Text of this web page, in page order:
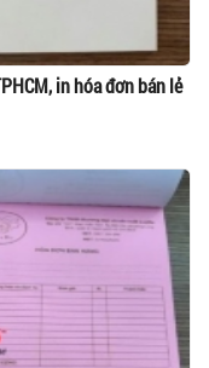
in hóa đơn bán lẻ